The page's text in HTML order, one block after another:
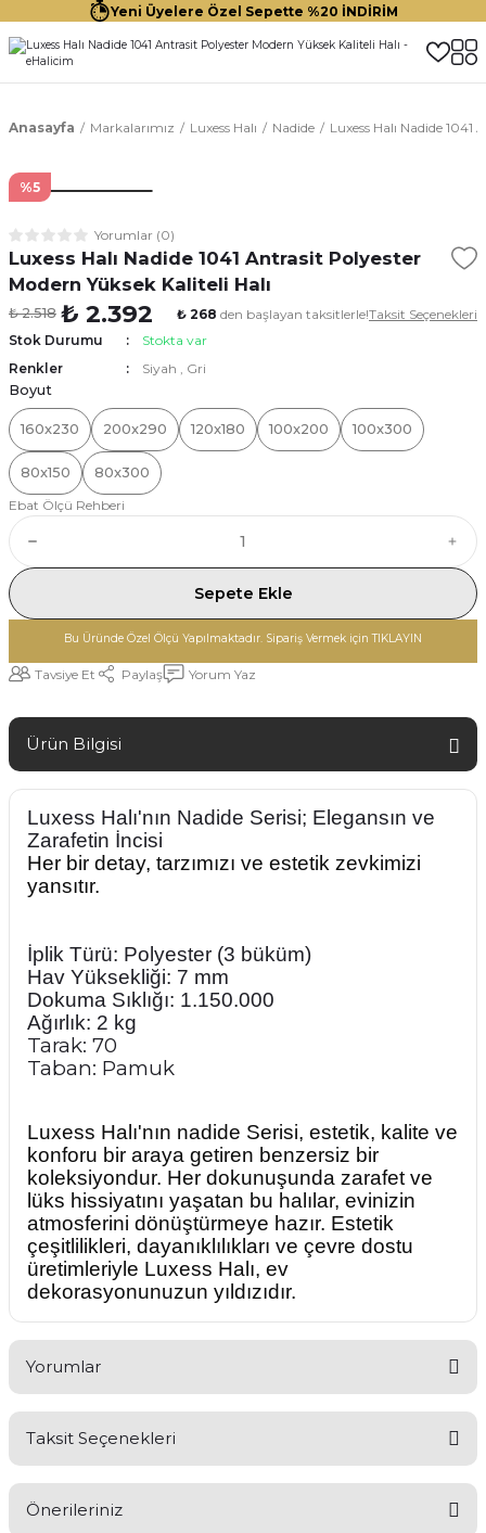
Yeni Üyelere Özel Sepette %20 İNDİRİM
Anasayfa Markalarımız Luxess Halı Nadide Luxess Halı Nadide
%5
Yorumlar (0)
Luxess Halı Nadide 1041 Antrasit Polyester
Modern Yüksek Kaliteli Halı
₺ 2.518 ₺ 2.392 ₺ 268 den başlayan taksitlerle!Taksit Seçenekleri
Stok Durumu
Stokta var
Renkler
Siyah , Gri
Boyut
160x230 200x290 120x180 100x200 100x300
80x150
80x300
Ebat Ölçü Rehberi
Sepete Ekle
Bu Üründe Özel Ölçü Yapılmaktadır. Sipariş Vermek için TIKLAYIN
Tavsiye Et Paylaş Yorum Yaz
Ürün Bilgisi
Luxess Halı'nın Nadide Serisi; Elegansın ve
Zarafetin İncisi
Her bir detay, tarzımızı ve estetik zevkimizi
yansıtır.
İplik Türü: Polyester (3 büküm)
Hav Yüksekliği: 7 mm
Dokuma Sıklığı: 1.150.000
Ağırlık: 2 kg
Tarak: 70
Taban: Pamuk
Luxess Halı'nın nadide Serisi, estetik, kalite ve
konforu bir araya getiren benzersiz bir
koleksiyondur. Her dokunuşunda zarafet ve
lüks hissiyatını yaşatan bu halılar, evinizin
atmosferini dönüştürmeye hazır. Estetik
çeşitlilikleri, dayanıklılıkları ve çevre dostu
üretimleriyle Luxess Halı, ev
dekorasyonunuzun yıldızıdır.
Yorumlar
Taksit Seçenekleri
Önerileriniz